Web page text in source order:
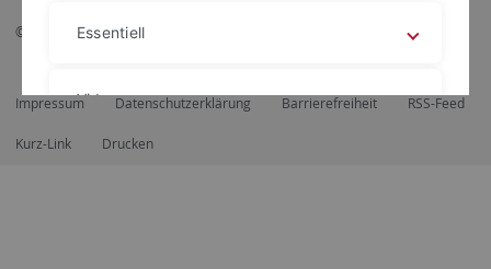
© 2026 Eberhard Karls Universität Tübingen, Tübingen
Impressum Datenschutzerklärung Barrierefreiheit RSS-Feed
Kurz-Link Drucken
Essentiell
Videos